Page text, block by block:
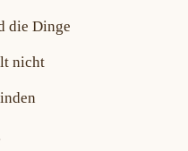
die Dinge
nicht